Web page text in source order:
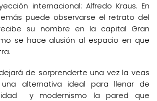
internacional: Alfredo Kraus. En
puede observarse el retrato del
su nombre en la capital Gran
se hace alusión al espacio en que
de sorprenderte una vez la veas
alternativa ideal para llenar de
y modernismo la pared que